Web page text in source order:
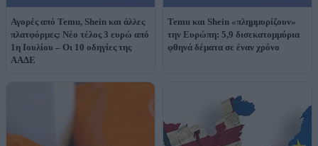
Αγορές από Temu, Shein και άλλες
πλατφόρμες: Νέο τέλος 3 ευρώ από
1η Ιουλίου – Οι 10 οδηγίες της
ΑΑΔΕ
Temu και Shein «πλημμυρίζουν»
την Ευρώπη: 5,9 δισεκατομμύρια
φθηνά δέματα σε έναν χρόνο